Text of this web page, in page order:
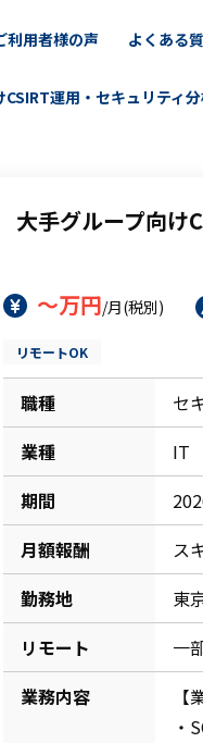
利用者様の声 よくある
CSIRT運用・セキュリティ
大手グループ向け
～万円/月(税別)
リモートOK
職種
セ
業種
IT
期間
月額報酬
ス
勤務地
東
リモート
一
業務内容
【
・